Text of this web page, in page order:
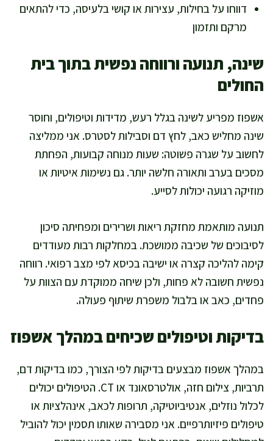
דווחו על בחילות, עצירות או קושי בלעיסה, כדי להתאים
מרקם ותזמון
שינה, תנועה ורווחה נפשית בתוך בית
החולים
אשפוז מפריע לשינה בגלל רעש, מדידות וטיפולים, וחוסר
שינה מחליש כאב, לחץ דם וסבילות לסטרס. אני ממליצה
לחשוב על שגרה פשוטה: שעות מנוחה קבועות, הפחתת
מסכים בערב ותאורה חלשה יותר. גם נשימות איטיות או
מוזיקה רגועה יכולות לסייע.
תנועה מותאמת מחזקת ריאות ושרירים ומפחיתה סיכון
לסיבוכים של שכיבה ממושכת. במחלקות רבות מעודדים
קימה להליכה קצרה או ישיבה בכיסא לפי מצב רפואי. רווחה
נפשית חשובה לא פחות, ולכן שיחה ממוקדת עם הצוות על
פחדים, כאב או בלבול משפרת שיתוף פעולה.
בדיקות וטיפולים שכיחים במהלך אשפוז
במהלך אשפוז מבצעים בדיקות לפי הצורך, כמו בדיקות דם,
תרביות, צילום חזה, אולטרסאונד או CT. הטיפולים יכולים
לכלול נוזלים, אנטיביוטיקה, תרופות לכאב, אינהלציות או
טיפולים פיזיותרפיים. אני מסבירה שאותו תסמין יכול להוביל